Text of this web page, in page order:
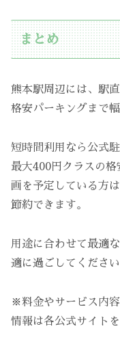
まとめ
熊本駅周辺には、駅
格安パーキングまで
短時間利用なら公式
最大400円クラスの
画を予定している方
節約できます。
用途に合わせて最適
適に過ごしてください
※料金やサービス内
情報は各公式サイト